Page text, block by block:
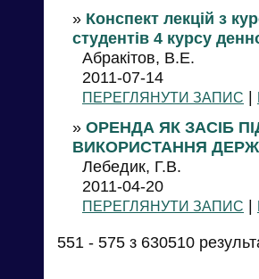
» Конспект лекцій з
студентів 4 курсу
Абракітов, В.Е.
2011-07-14
ПЕРЕГЛЯНУТИ ЗАПИС |
» ОРЕНДА ЯК ЗАСІБ
ВИКОРИСТАННЯ
Лебедик, Г.В.
2011-04-20
ПЕРЕГЛЯНУТИ ЗАПИС |
551 - 575 з 630510